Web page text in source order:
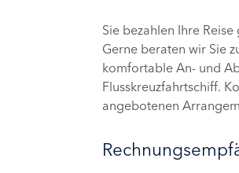
Sie bezahlen Ihre
Gerne beraten wir Sie
komfortable An- und
Flusskreuzfahrtschiff.
angebotenen